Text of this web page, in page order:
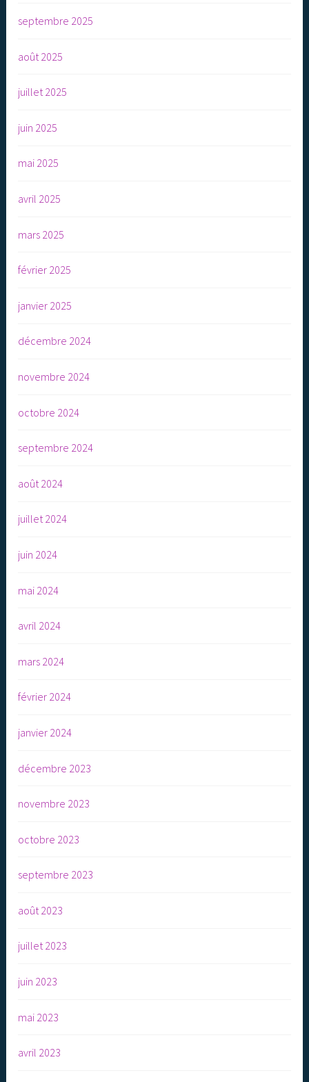
septembre 2025
août 2025
juillet 2025
juin 2025
mai 2025
avril 2025
mars 2025
février 2025
janvier 2025
décembre 2024
novembre 2024
octobre 2024
septembre 2024
août 2024
juillet 2024
juin 2024
mai 2024
avril 2024
mars 2024
février 2024
janvier 2024
décembre 2023
novembre 2023
octobre 2023
septembre 2023
août 2023
juillet 2023
juin 2023
mai 2023
avril 2023